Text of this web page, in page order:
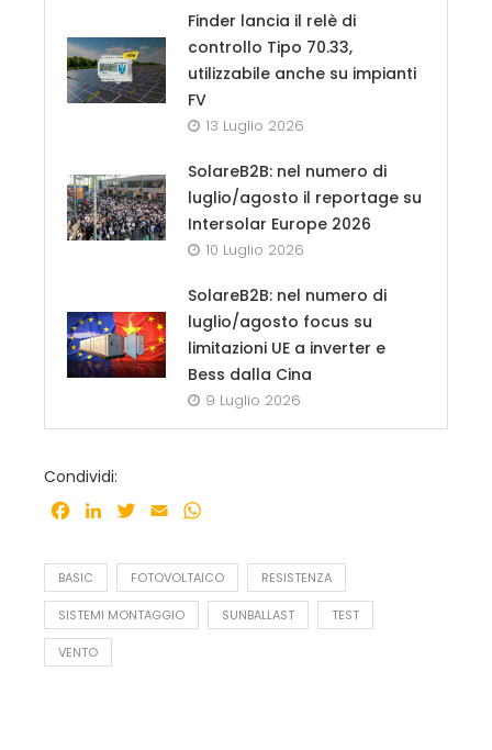
Finder lancia il relè di
controllo Tipo 70.33,
utilizzabile anche su impianti
FV
13 Luglio 2026
SolareB2B: nel numero di
luglio/agosto il reportage su
Intersolar Europe 2026
10 Luglio 2026
SolareB2B: nel numero di
luglio/agosto focus su
limitazioni UE a inverter e
Bess dalla Cina
9 Luglio 2026
Condividi:
Facebook
LinkedInTwitter
Email
BASIC FOTOVOLTAICO RESISTENZA
SISTEMI MONTAGGIO SUNBALLAST TEST
VENTO